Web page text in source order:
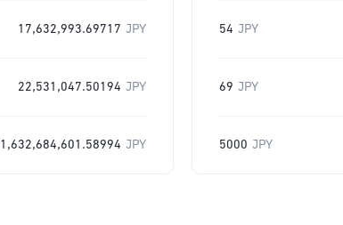
17,632,993.69717 JPY
22,531,047.50194 JPY
1,632,684,601.58994 JPY
54 JPY
69 JPY
5000 JPY